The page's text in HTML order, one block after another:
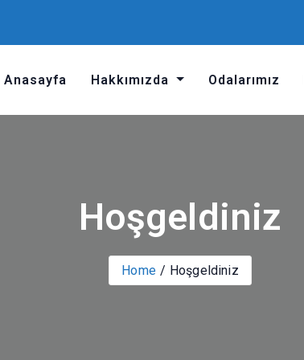
Anasayfa Hakkımızda Odalarımız
Hoşgeldiniz
Home Hoşgeldiniz